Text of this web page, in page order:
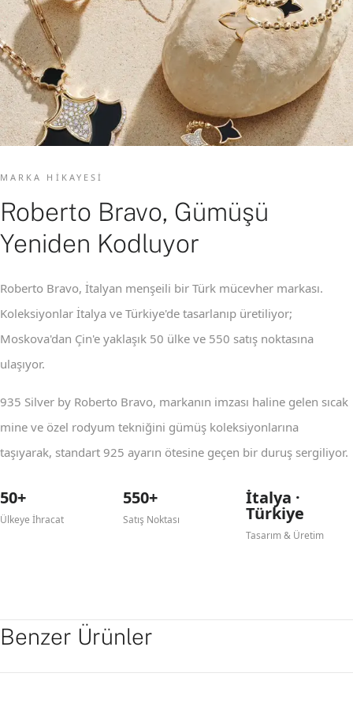
MARKA HIKAYESI
Roberto Bravo, Gümüşü
Yeniden Kodluyor
Roberto Bravo, İtalyan menşeili bir Türk mücevher markası.
Koleksiyonlar İtalya ve Türkiye'de tasarlanıp üretiliyor;
Moskova'dan Çin'e yaklaşık 50 ülke ve 550 satış noktasına
ulaşıyor.
935 Silver by Roberto Bravo, markanın imzası haline gelen sıcak
mine ve özel rodyum tekniğini gümüş koleksiyonlarına
taşıyarak, standart 925 ayarın ötesine geçen bir duruş sergiliyor.
50+
Ülkeye İhracat
550+
Satış Noktası
İtalya ·
Türkiye
Tasarım & Üretim
Benzer Ürünler